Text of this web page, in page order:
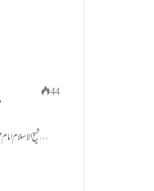
44
شیخ الاسلام امام محمد انوار اللہ فاروقی کا خاندانی پس منظر از: مولانا قاضی عبدالحق محمد رفیع الدین فاروقی، قاضی…